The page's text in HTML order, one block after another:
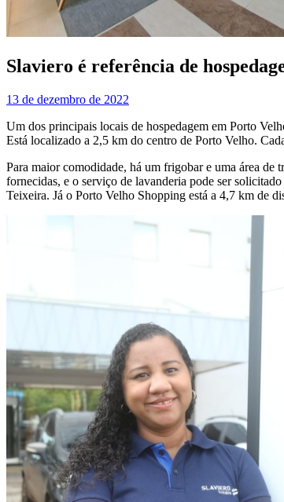
Slaviero é referência de
13 de dezembro de 2022
Um dos principais locais de hospedagem em Porto
Está localizado a 2,5 km do centro de Porto Velho.
Para maior comodidade, há um frigobar e uma área de
fornecidas, e o serviço de lavanderia pode ser
Teixeira. Já o Porto Velho Shopping está a 4,7 km de